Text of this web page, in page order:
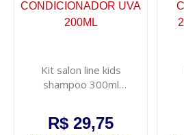
Kit salon line kids
shampoo 300ml
R$ 29,75